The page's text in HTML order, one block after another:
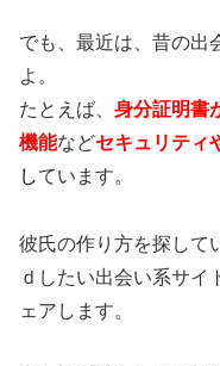
でも、最近は、昔の出
よ。
たとえば、 身分証明書
機能などセキュリティ
しています。
彼氏の作り方を探して
ｄしたい出会い系サイ
ェアします。